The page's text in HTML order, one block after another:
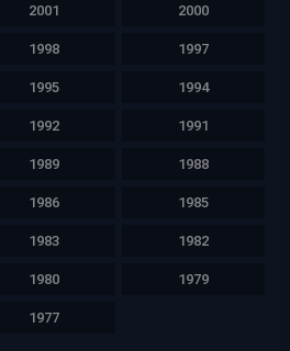
2001 2000
1998 1997
1995 1994
1992 1991
1989 1988
1986 1985
1983 1982
1980 1979
1977